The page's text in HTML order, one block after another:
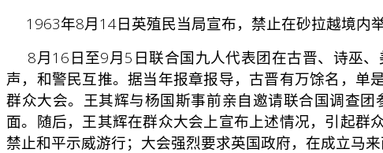
1963年8月14日英殖民当局宣布，禁止在砂拉越境内
8月16日至9月5日联合国九人代表团在古晋、诗巫、
声，和警民互推。据当年报章报导，古晋有万馀名，单
群众大会。王其辉与杨国斯事前亲自邀请联合国调查
面。随后，王其辉在群众大会上宣布上述情况，引起群
禁止和平示威游行；大会强烈要求英国政府，在成立马来